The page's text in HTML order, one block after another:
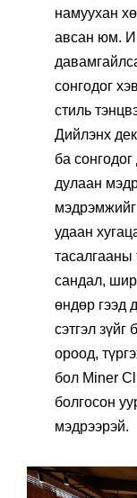
намуухан
авсан юм.
сонгодог
стиль
Дийлэнх
ба
дулаан
мэдрэмжийг
удаан
тасалгааны
сандал,
өндөр гээд
сэтгэл зүйг
ороод,
бол Miner
болгосон
мэдрээрэй.